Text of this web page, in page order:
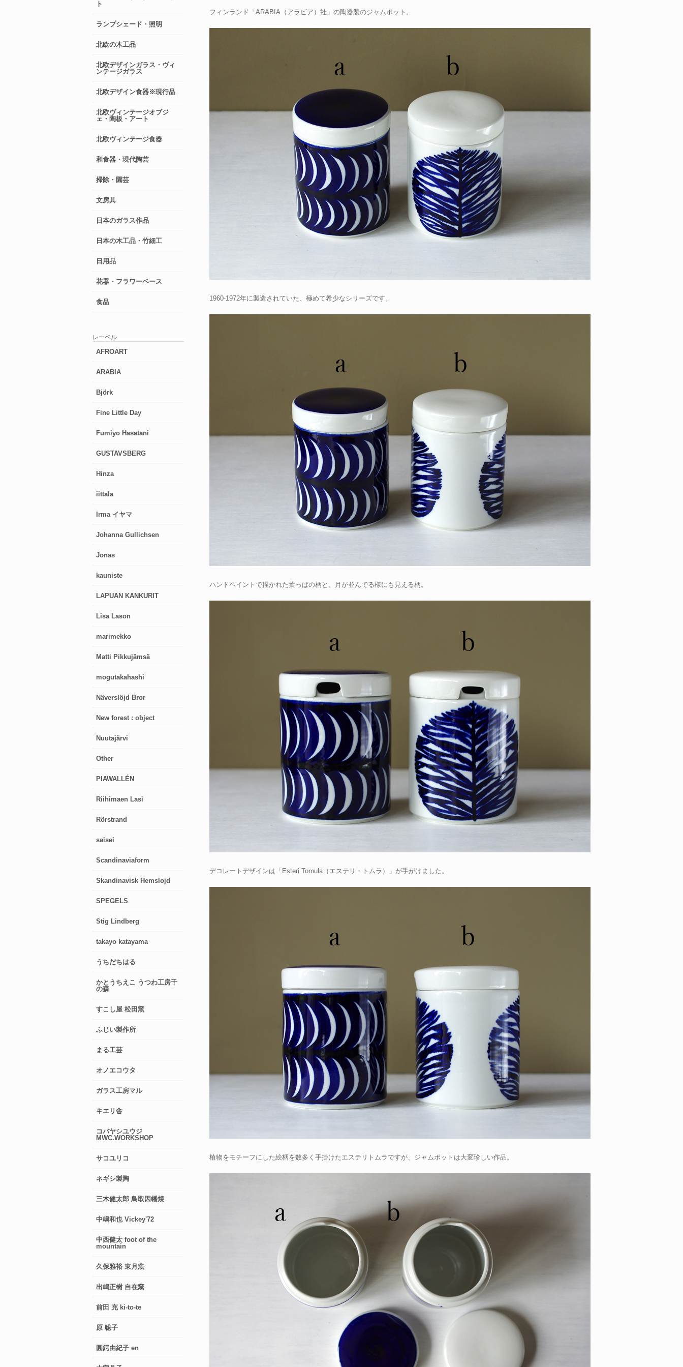
フィンランド「ARABIA（アラビア）社」の陶器製のジャムポット。
1960-1972年に製造されていた、極めて希少なシリーズです。
ハンドペイントで描かれた葉っぱの柄と、月が並んでる様にも見える柄。
デコレートデザインは「Esteri Tomula（エステリ・トムラ）」が手がけました。
植物をモチーフにした絵柄を数多く手掛けたエステリトムラですが、ジャムポットは大変珍しい作品。
ト
ランプシェード・照明
北欧の木工品
北欧デザインガラス・ヴィ
ンテージガラス
北欧デザイン食器※現行品
北欧ヴィンテージオブジ
ェ・陶板・アート
北欧ヴィンテージ食器
和食器・現代陶芸
掃除・園芸
文房具
日本のガラス作品
日本の木工品・竹細工
日用品
花器・フラワーベース
食品
レーベル
AFROART
ARABIA
Björk
Fine Little Day
Fumiyo Hasatani
GUSTAVSBERG
Hinza
iittala
Irma イヤマ
Johanna Gullichsen
Jonas
kauniste
LAPUAN KANKURIT
Lisa Lason
marimekko
Matti Pikkujämsä
mogutakahashi
Näverslöjd Bror
New forest : object
Nuutajärvi
Other
PIAWALLÉN
Riihimaen Lasi
Rörstrand
saisei
Scandinaviaform
Skandinavisk Hemslojd
SPEGELS
Stig Lindberg
takayo katayama
うちだちはる
かとうちえこ うつわ工房千
の森
すこし屋 松田窯
ふじい製作所
まる工芸
オノエコウタ
ガラス工房マル
キエリ舎
コバヤシユウジ
MWC.WORKSHOP
サコユリコ
ネギシ製陶
三木健太郎 鳥取因幡焼
中嶋和也 Vickey'72
中西健太 foot of the
mountain
久保雅裕 東月窯
出嶋正樹 自在窯
前田 充 ki-to-te
原 聡子
圓鍔由紀子 en